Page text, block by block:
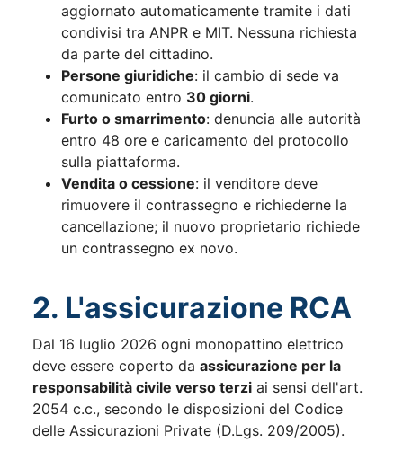
aggiornato automaticamente tramite i dati
condivisi tra ANPR e MIT. Nessuna richiesta
da parte del cittadino.
Persone giuridiche: il cambio di sede va
comunicato entro 30 giorni.
Furto o smarrimento: denuncia alle autorità
entro 48 ore e caricamento del protocollo
sulla piattaforma.
Vendita o cessione: il venditore deve
rimuovere il contrassegno e richiederne la
cancellazione; il nuovo proprietario richiede
un contrassegno ex novo.
2. L'assicurazione RCA
Dal 16 luglio 2026 ogni monopattino elettrico
deve essere coperto da assicurazione per la
responsabilità civile verso terzi ai sensi dell'art.
2054 c.c., secondo le disposizioni del Codice
delle Assicurazioni Private (D.Lgs. 209/2005).